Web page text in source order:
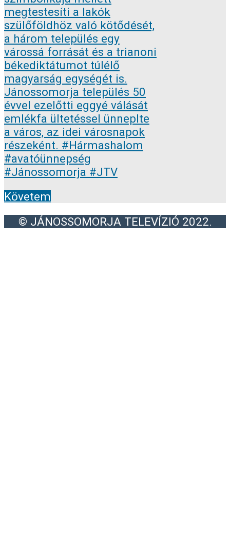
Követem
© JÁNOSSOMORJA TELEVÍZIÓ 2022.